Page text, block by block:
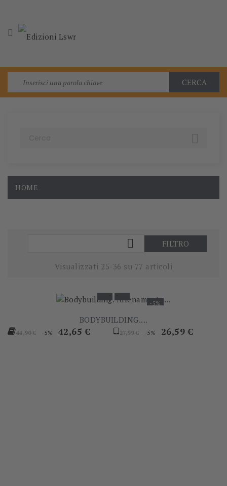

CERCA
HOME
 FILTRO
Visualizzati 25-36 su 77 articoli
-5%
BODYBUILDING....
Prezzo
44,90 € -5% Prezzo
42,65 €
Prezzo
27,99 € -5% Prezzo
26,59 €